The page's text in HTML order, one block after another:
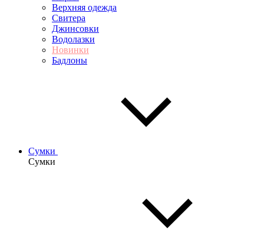
Верхняя одежда
Свитера
Джинсовки
Водолазки
Новинки
Бадлоны
Сумки
Сумки